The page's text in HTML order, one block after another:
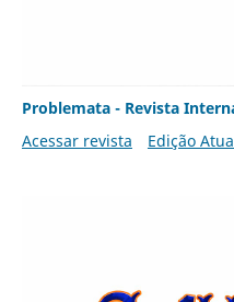
Problemata - Revista
Acessar revista
Edição